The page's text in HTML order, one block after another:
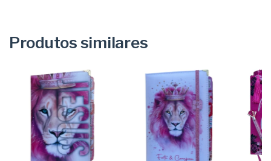
Produtos similares